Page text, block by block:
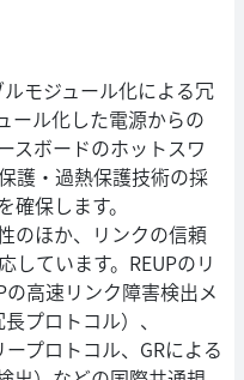
ルモジュール化による冗
ール化した電源からの
スボードのホットスワ
護・過熱保護技術の採
保します。
のほか、リンクの信頼
しています。REUPのリ
高速リンク障害検出メ
プロトコル）、
プロトコル、GRによる